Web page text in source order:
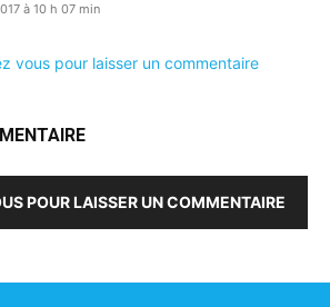
à 10 h 07 min
vous pour laisser un commentaire
POUR LAISSER UN COMMENTAIRE